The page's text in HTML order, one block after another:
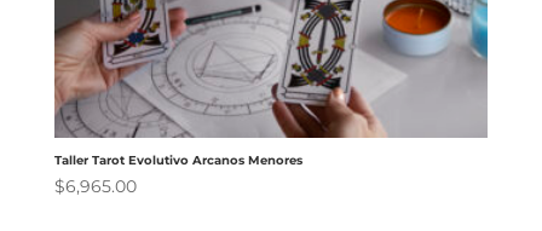
Taller Tarot Evolutivo Arcanos Menores
$6,965.00